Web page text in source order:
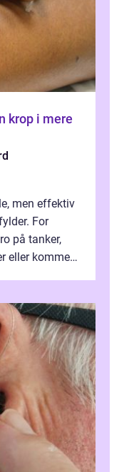
krop i mere
men effektiv
For
på tanker,
eller komme